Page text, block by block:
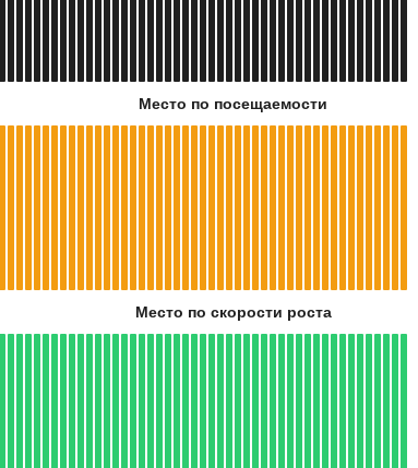
Место по посещаемости
Место по скорости роста